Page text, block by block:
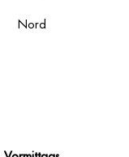
Nord